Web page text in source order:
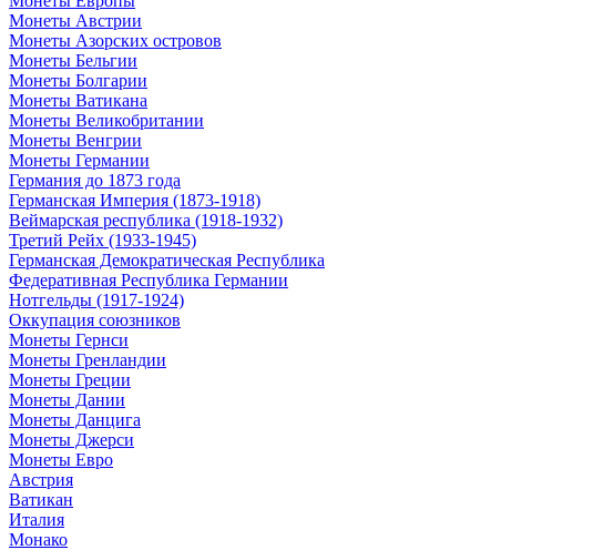
Монеты Австрии
Монеты Азорских островов
Монеты Бельгии
Монеты Болгарии
Монеты Ватикана
Монеты Великобритании
Монеты Венгрии
Монеты Германии
Германия до 1873 года
Германская Империя (1873-1918)
Веймарская республика (1918-1932)
Третий Рейх (1933-1945)
Германская Демократическая Республика
Федеративная Республика Германии
Нотгельды (1917-1924)
Оккупация союзников
Монеты Гернси
Монеты Гренландии
Монеты Греции
Монеты Дании
Монеты Данцига
Монеты Джерси
Монеты Евро
Австрия
Ватикан
Италия
Монако